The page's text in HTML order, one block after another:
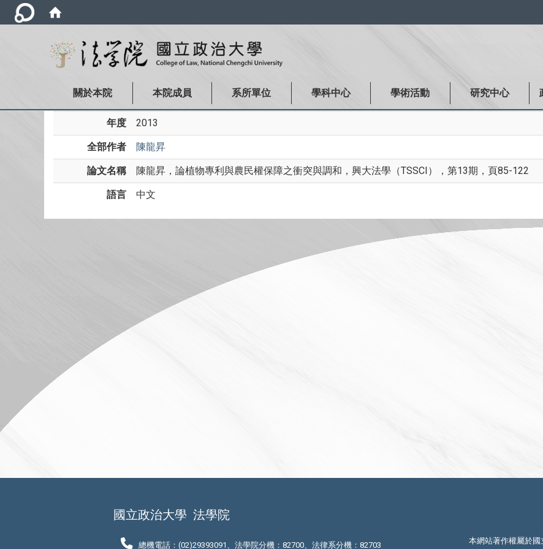
關於本院 本院成員 系所單位 學科中心 學術活動 研究中心
年度 2013
全部作者 陳龍昇
論文名稱 陳龍昇，論植物專利與農民權保障之衝突與調和，興大法學（TSSCI），第13期，頁85-122
語言 中文
國立政治大學 法學院
總機電話：(02)29393091、法學院分機：82700、法律系分機：82703 本網站著作權屬於